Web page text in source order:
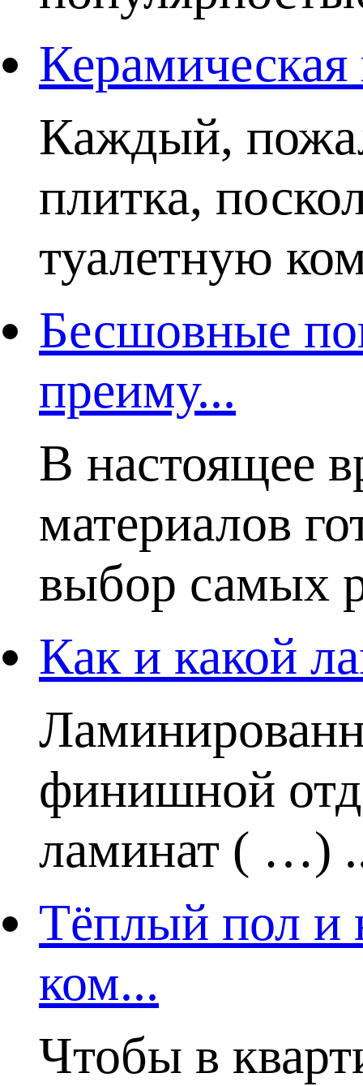
Каждый,
плитка,
туалетную
Бесшовные
преиму...
В настоящее
материалов
выбор самых
Как и какой
финишной
ламинат ( …)
Тёплый пол и
ком...
Чтобы в